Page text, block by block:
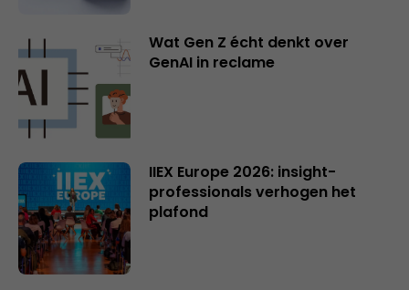
Wat Gen Z écht denkt over
GenAI in reclame
IIEX Europe 2026: insight-
professionals verhogen het
plafond